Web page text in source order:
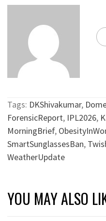
Tags: DKShivakumar,
ForensicReport, IPL2026,
MorningBrief,
SmartSunglassesBan,
WeatherUpdate
YOU MAY ALSO